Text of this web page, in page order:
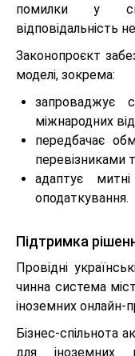
помилки у
відповідальність
Законопроєкт
моделі, зокрема:
запроваджує
міжнародних
передбачає
перевізниками
адаптує
оподаткування.
Підтримка
Провідні
чинна система
іноземних онлайн-
Бізнес-спільнота
для іноземних